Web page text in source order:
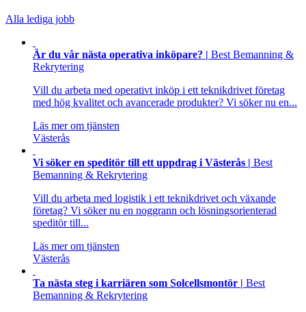
Alla lediga jobb
Är du vår nästa operativa inköpare? | Best Bemanning &
Rekrytering
Vill du arbeta med operativt inköp i ett teknikdrivet företag
med hög kvalitet och avancerade produkter? Vi söker nu en...
Läs mer om tjänsten
Västerås
Vi söker en speditör till ett uppdrag i Västerås | Best
Bemanning & Rekrytering
Vill du arbeta med logistik i ett teknikdrivet och växande
företag? Vi söker nu en noggrann och lösningsorienterad
speditör till...
Läs mer om tjänsten
Västerås
Ta nästa steg i karriären som Solcellsmontör | Best
Bemanning & Rekrytering